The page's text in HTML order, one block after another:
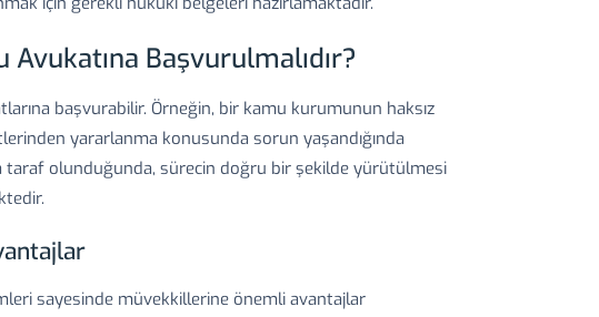
Başvurulmalıdır?
başvurabilir. Örneğin, bir kamu kurumunun haksız
yararlanma konusunda sorun yaşandığında
taraf olunduğunda, sürecin doğru bir şekilde yürütülmesi
sayesinde müvekkillerine önemli avantajlar